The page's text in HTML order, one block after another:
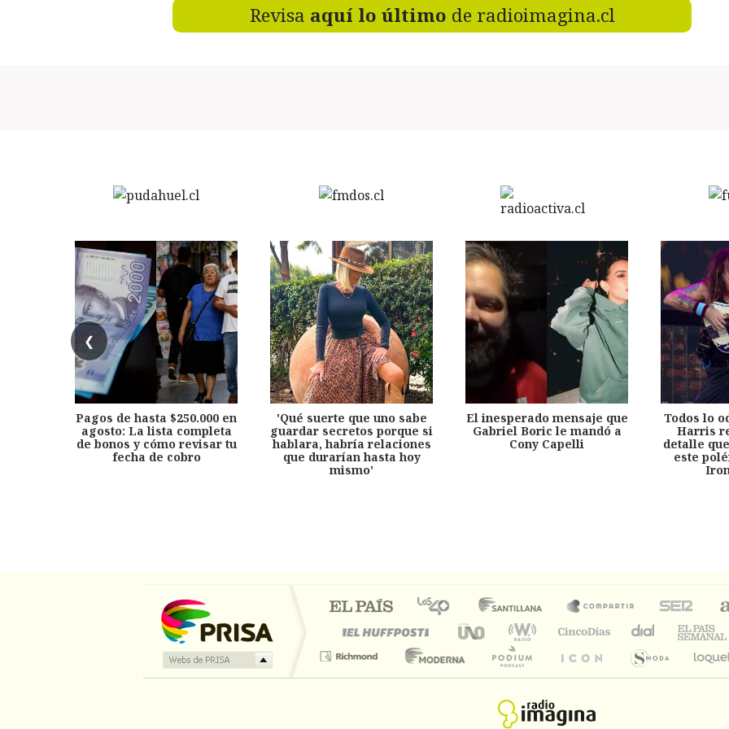
Revisa aquí lo último de radioimagina.cl
❮
Pagos de hasta $250.000 en
agosto: La lista completa
de bonos y cómo revisar tu
fecha de cobro
'Qué suerte que uno sabe
guardar secretos porque si
hablara, habría relaciones
que durarían hasta hoy
mismo'
El inesperado mensaje que
Gabriel Boric le mandó a
Cony Capelli
Todos lo
Harris
detalle
este